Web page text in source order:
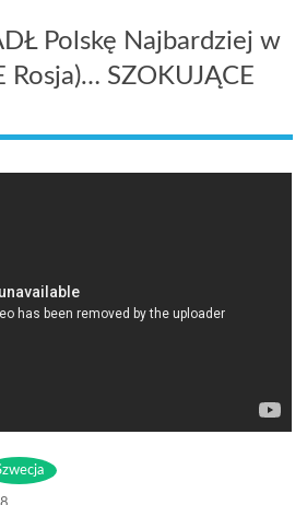
Polskę Najbardziej w
Rosja)… SZOKUJĄCE